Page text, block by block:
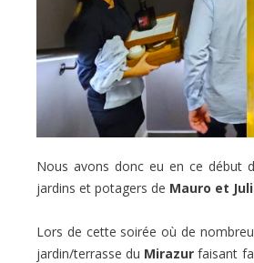
Nous avons donc eu en ce début
jardins et potagers de Mauro et
Lors de cette soirée où de
jardin/terrasse du Mirazur faisant